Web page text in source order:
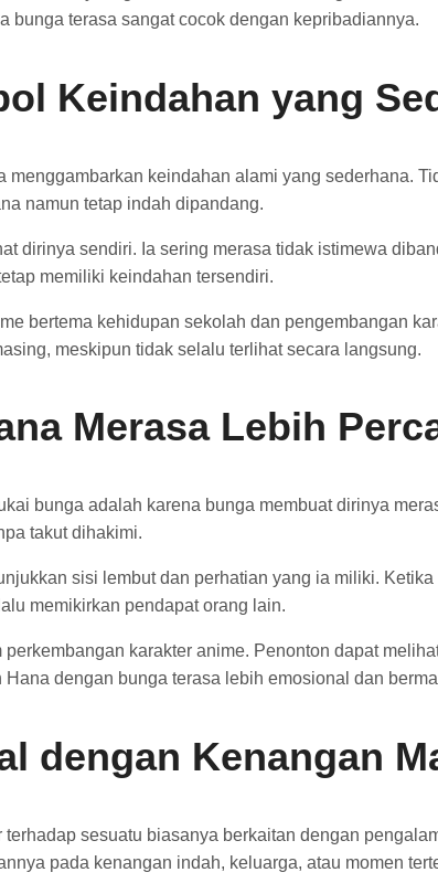
bunga terasa sangat cocok dengan kepribadiannya.
Keindahan yang
menggambarkan keindahan alami yang sederhana.
namun tetap indah dipandang.
dirinya sendiri. Ia sering merasa tidak istimewa
memiliki keindahan tersendiri.
bertema kehidupan sekolah dan pengembangan
meskipun tidak selalu terlihat secara langsung.
Merasa Lebih
bunga adalah karena bunga membuat dirinya
takut dihakimi.
sisi lembut dan perhatian yang ia miliki.
memikirkan pendapat orang lain.
karakter anime. Penonton dapat
dengan bunga terasa lebih emosional dan
dengan Kenangan
sesuatu biasanya berkaitan dengan
pada kenangan indah, keluarga, atau momen